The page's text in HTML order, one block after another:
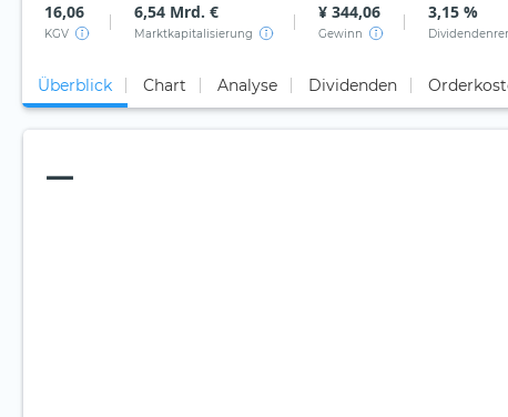
16,06
KGV
6,54 Mrd. €
Marktkapitalisierung
¥ 344,06
Gewinn
3,15 %
Überblick Chart Analyse Dividenden
—